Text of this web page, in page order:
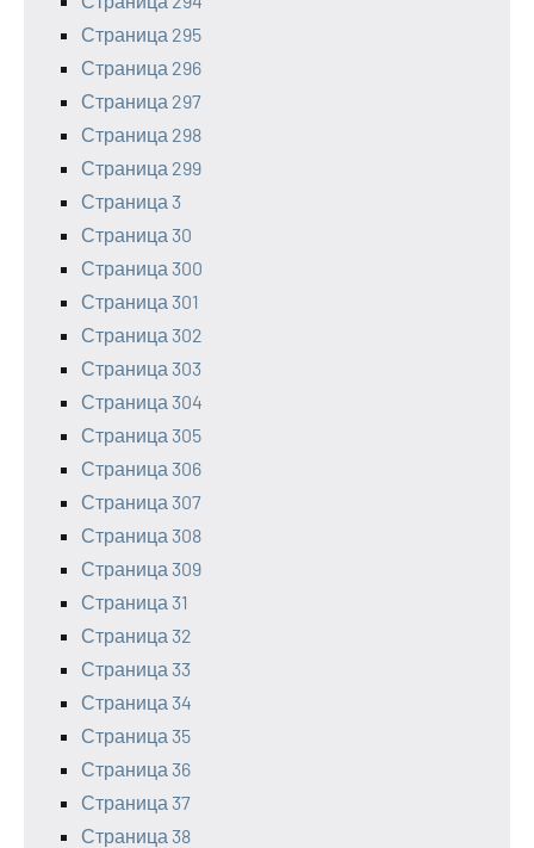
Страница 295
Страница 296
Страница 297
Страница 298
Страница 299
Страница 3
Страница 30
Страница 300
Страница 301
Страница 302
Страница 303
Страница 304
Страница 305
Страница 306
Страница 307
Страница 308
Страница 309
Страница 31
Страница 32
Страница 33
Страница 34
Страница 35
Страница 36
Страница 37
Страница 38